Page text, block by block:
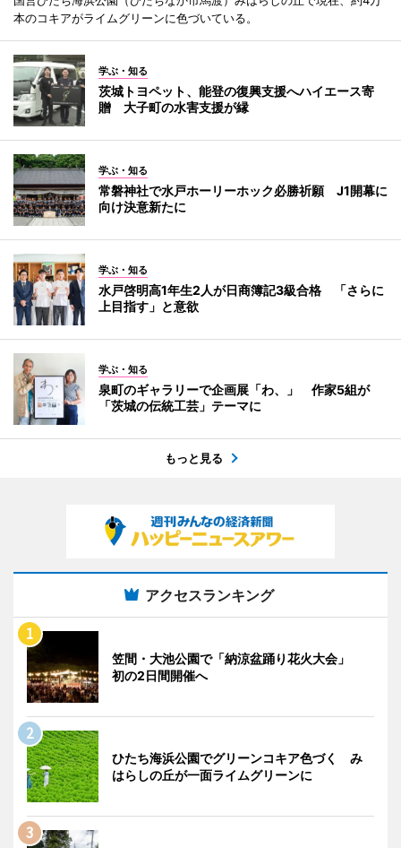
本のコキアがライムグリーンに色づいている。
学ぶ・知る
茨城トヨペット、能登の復興支援へハイエース寄
贈 大子町の水害支援が縁
学ぶ・知る
常磐神社で水戸ホーリーホック必勝祈願 J1開幕に
向け決意新たに
学ぶ・知る
水戸啓明高1年生2人が日商簿記3級合格 「さらに
上目指す」と意欲
学ぶ・知る
泉町のギャラリーで企画展「わ、」 作家5組が
「茨城の伝統工芸」テーマに
もっと見る
アクセスランキング
笠間・大池公園で「納涼盆踊り花火大会」
初の2日間開催へ
ひたち海浜公園でグリーンコキア色づく み
はらしの丘が一面ライムグリーンに